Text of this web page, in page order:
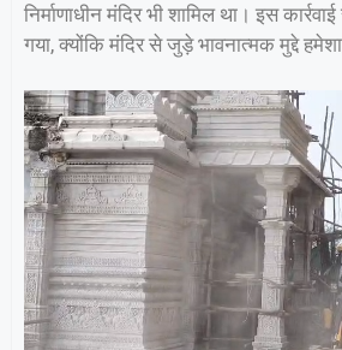
निर्माणाधीन मंदिर भी शामिल था। इस
गया, क्योंकि मंदिर से जुड़े भावनात्मक मुद्दे